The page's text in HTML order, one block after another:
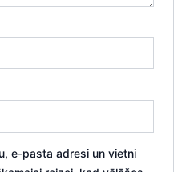
e-pasta adresi un vietni